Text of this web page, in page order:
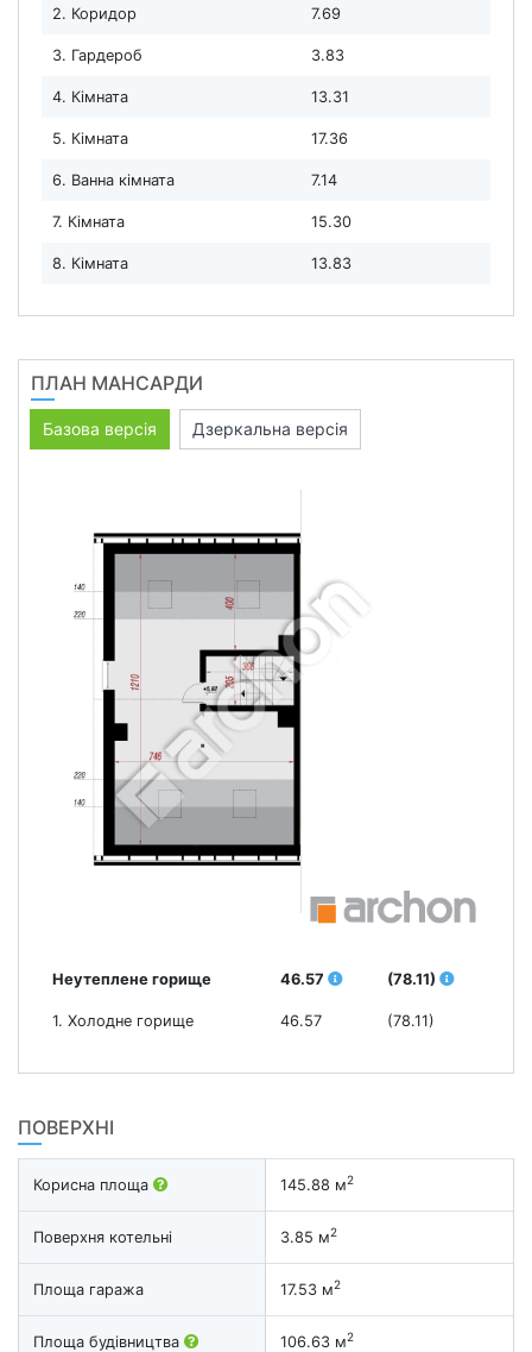
2. Коридор 7.69
3. Гардероб 3.83
4. Кімната 13.31
5. Кімната 17.36
6. Ванна кімната 7.14
7. Кімната 15.30
8. Кімната 13.83
ПЛАН МАНСАРДИ
Базова версія Дзеркальна версія
Неутеплене горище 46.57 (78.11)
1. Холодне горище 46.57 (78.11)
ПОВЕРХНІ
Корисна площа 145.88 м2
Поверхня котельні 3.85 м2
Площа гаража 17.53 м2
Площа будівництва 106.63 м2